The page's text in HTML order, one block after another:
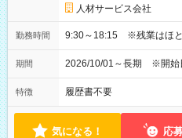
人材サービス会社
勤務時間 9:30～18:15 ※残業はほと
期間 2026/10/01～長期 ※開始
特徴 履歴書不要
気になる！ 応